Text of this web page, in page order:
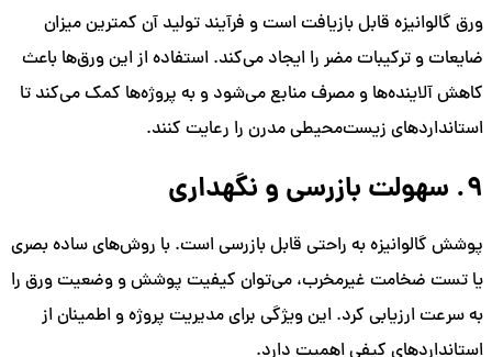
ورق گالوانیزه قابل بازیافت است و فرآیند تولید آن کمترین میزان
ضایعات و ترکیبات مضر را ایجاد می‌کند. استفاده از این ورق‌ها باعث
کاهش آلاینده‌ها و مصرف منابع می‌شود و به پروژه‌ها کمک می‌کند تا
استانداردهای زیست‌محیطی مدرن را رعایت کنند.
9. سهولت بازرسی و نگهداری
پوشش گالوانیزه به راحتی قابل بازرسی است. با روش‌های ساده بصری
یا تست ضخامت غیرمخرب، می‌توان کیفیت پوشش و وضعیت ورق را
به سرعت ارزیابی کرد. این ویژگی برای مدیریت پروژه و اطمینان از
استانداردهای کیفی اهمیت دارد.